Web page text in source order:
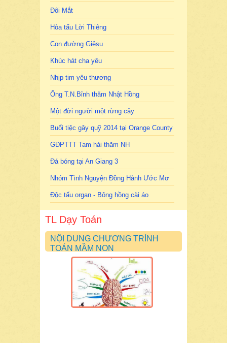
Đôi Mắt
Hòa tấu Lời Thiêng
Con đường Giêsu
Khúc hát cha yêu
Nhịp tim yêu thương
Ông T.N.Bỉnh thăm Nhật Hồng
Một đời người một rừng cây
Buổi tiệc gây quỹ 2014 tại Orange County
GĐPTTT Tam hải thăm NH
Đá bóng tại An Giang 3
Nhóm Tình Nguyện Đồng Hành Ước Mơ
Độc tấu organ - Bông hồng cài áo
TL Dạy Toán
NỘI DUNG CHƯƠNG TRÌNH
TOÁN MẦM NON